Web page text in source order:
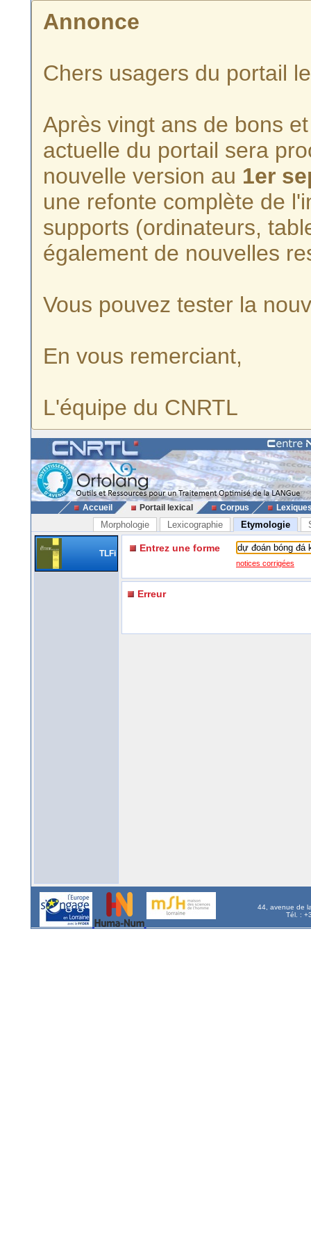
Annonce
Chers usagers du portail
Après vingt ans de bons
actuelle du portail sera
nouvelle version au 1er
une refonte complète de
supports (ordinateurs,
également de nouvelles
Vous pouvez tester la
En vous remerciant,
L'équipe du CNRTL
Accueil Portail lexical Corpus
Morphologie Lexicographie Etymologie
TLFi Entrez une forme
notices corrigées
Erreur
44, avenue de
Tél. :